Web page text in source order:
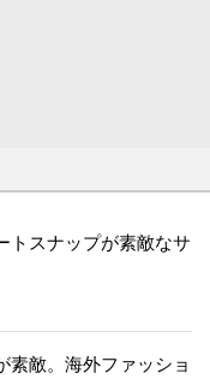
トスナップが素敵なサ
素敵。海外ファッショ